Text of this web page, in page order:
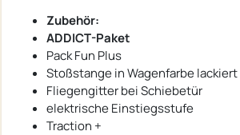
Zubehör:
ADDICT-Paket
Pack Fun Plus
Stoßstange in Wagenfarbe lackiert
Fliegengitter bei Schiebetür
elektrische Einstiegsstufe
Traction +